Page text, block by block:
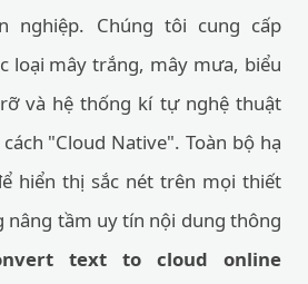
nghiệp. Chúng tôi cung cấp
loại mây trắng, mây mưa, biểu
và hệ thống kí tự nghệ thuật
"Cloud Native". Toàn bộ hạ
hiển thị sắc nét trên mọi thiết
nâng tầm uy tín nội dung thông
text to cloud online